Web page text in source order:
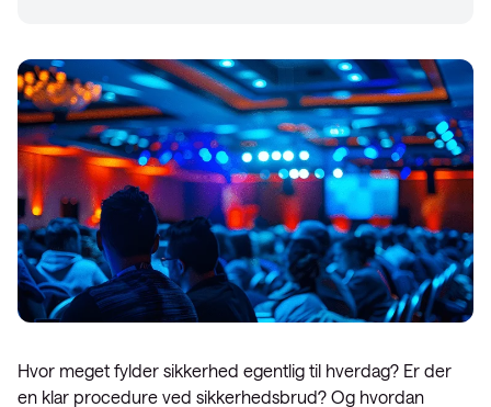
Hvor meget fylder sikkerhed egentlig til hverdag? Er der
en klar procedure ved sikkerhedsbrud? Og hvordan